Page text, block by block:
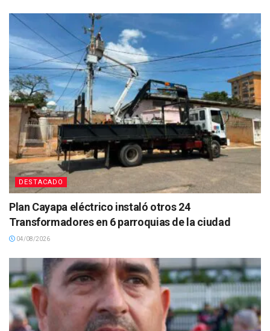
DESTACADO
Plan Cayapa eléctrico instaló otros 24
Transformadores en 6 parroquias de la ciudad
04/08/2026